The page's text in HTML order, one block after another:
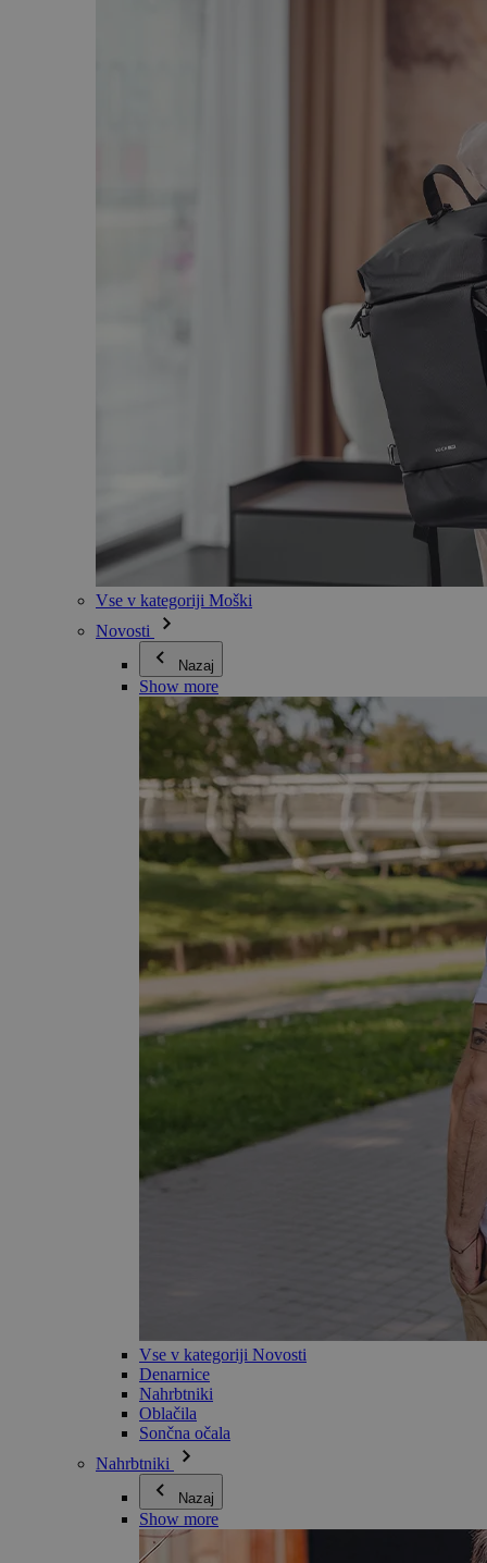
Vse v kategoriji Moški
Novosti
Nazaj
Show more
Vse v kategoriji Novosti
Denarnice
Nahrbtniki
Oblačila
Sončna očala
Nahrbtniki
Nazaj
Show more